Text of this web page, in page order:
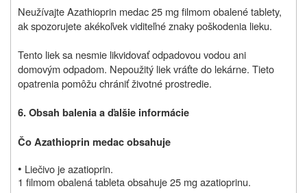
Neužívajte Azathioprin medac 25 mg filmom obalené tablety,
ak spozorujete akékoľvek viditeľné znaky poškodenia lieku.
Tento liek sa nesmie likvidovať odpadovou vodou ani
domovým odpadom. Nepoužitý liek vráťte do lekárne. Tieto
opatrenia pomôžu chrániť životné prostredie.
6. Obsah balenia a ďalšie informácie
Čo Azathioprin medac obsahuje
• Liečivo je azatioprin.
1 filmom obalená tableta obsahuje 25 mg azatioprinu.